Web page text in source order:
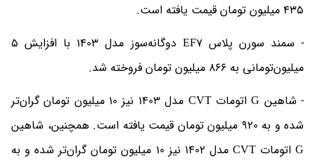
435 میلیون تومان قیمت یافته است.
- سمند سورن پلاس EF7 دوگانه‌سوز مدل 1403 با افزایش 5
میلیون‌تومانی به 866 میلیون تومان فروخته شد.
- شاهین G اتومات CVT مدل 1403 نیز 10 میلیون تومان گران‌تر
شده و به 920 میلیون تومان قیمت یافته است. همچنین، شاهین
G اتومات CVT مدل 1402 نیز 10 میلیون تومان گران‌تر شده و به